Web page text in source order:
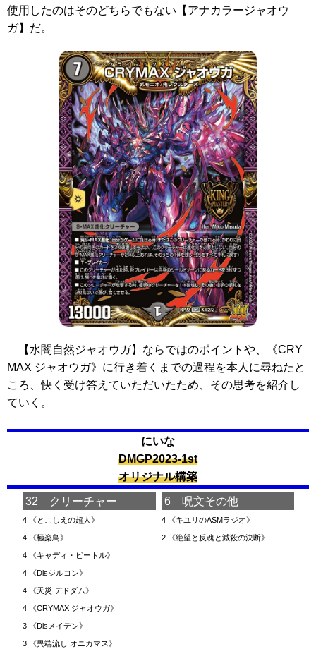
使用したのはそのどちらでもない【アナカラージャオウ
ガ】だ。
【水闇自然ジャオウガ】ならではのポイントや、
《CRY
MAX ジャオウガ》 に行き着くまでの過程を本人に尋ねたと
ころ、快く受け答えていただいたため、その思考を紹介し
ていく。
にいな
DMGP2023-1st
オリジナル構築
32 クリーチャー
4 《とこしえの超人》
4 《極楽鳥》
4 《キャディ・ビートル》
4 《Disジルコン》
4 《天災 デドダム》
4 《CRYMAX ジャオウガ》
3 《Disメイデン》
3 《異端流し オニカマス》
6 呪文その他
4 《キユリのASMラジオ》
2 《絶望と反魂と滅殺の決断》